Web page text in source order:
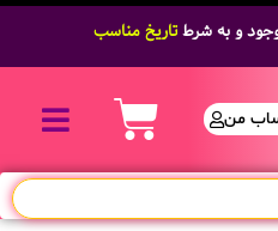
و به شرطتاریخ مناسب
من